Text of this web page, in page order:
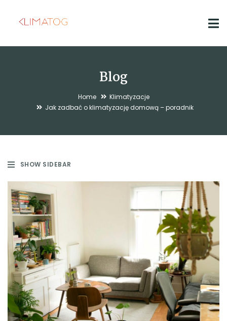
Blog
Home
Klimatyzacje
Jak zadbać o klimatyzację domową – poradnik
SHOW SIDEBAR